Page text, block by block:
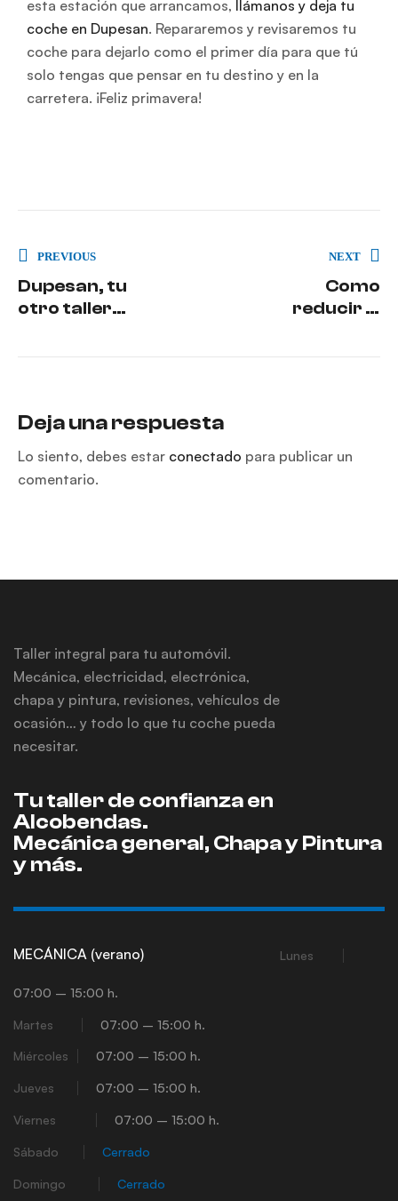
esta estación que arrancamos,
llámanos y deja tu
coche en Dupesan. Repararemos y revisaremos tu
coche para dejarlo como el primer día para que tú
solo tengas que pensar en tu destino y en la
carretera. ¡Feliz primavera!
PREVIOUS
Dupesan, tu
otro taller
NEXT
Como
reducir el
Deja una respuesta
Lo siento, debes estar conectado para publicar un
comentario.
Taller integral para tu automóvil.
Mecánica, electricidad, electrónica,
chapa y pintura, revisiones, vehículos de
ocasión… y todo lo que tu coche pueda
necesitar.
Tu taller de confianza en
Alcobendas.
Mecánica general, Chapa y Pintura
y más.
MECÁNICA (verano) Lunes
07:00 – 15:00 h.
Martes 07:00 – 15:00 h.
Miércoles 07:00 – 15:00 h.
Jueves 07:00 – 15:00 h.
Viernes 07:00 – 15:00 h.
Sábado Cerrado
Domingo Cerrado